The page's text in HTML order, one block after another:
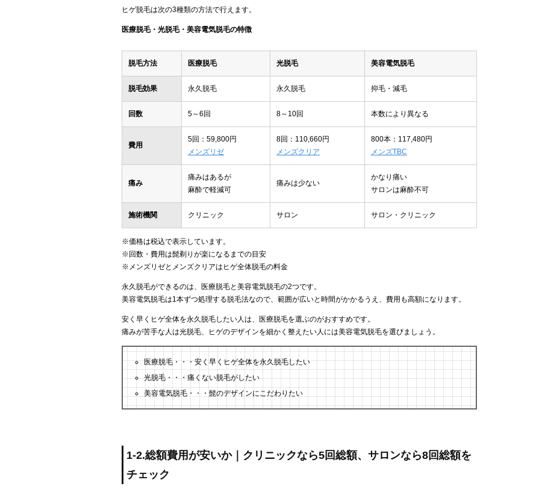
ヒゲ脱毛は次の3種類の方法で行えます。
医療脱毛・光脱毛・美容電気脱毛の特徴
脱毛方法 医療脱毛 光脱毛 美容電気脱毛
脱毛効果 永久脱毛 永久脱毛 抑毛・減毛
回数 5～6回 8～10回 本数により異なる
費用
5回：59,800円
メンズリゼ
8回：110,660円
メンズクリア
800本：117,480円
メンズTBC
痛み
痛みはあるが
麻酔で軽減可
痛みは少ない
かなり痛い
サロンは麻酔不可
施術機関 クリニック サロン サロン・クリニック
※価格は税込で表示しています。
※回数・費用は髭剃りが楽になるまでの目安
※メンズリゼとメンズクリアはヒゲ全体脱毛の料金
永久脱毛ができるのは、医療脱毛と美容電気脱毛の2つです。
美容電気脱毛は1本ずつ処理する脱毛法なので、範囲が広いと時間がかかるうえ、費用も高額になります。
安く早くヒゲ全体を永久脱毛したい人は、医療脱毛を選ぶのがおすすめです。
痛みが苦手な人は光脱毛、ヒゲのデザインを細かく整えたい人には美容電気脱毛を選びましょう。
医療脱毛・・・安く早くヒゲ全体を永久脱毛したい
光脱毛・・・痛くない脱毛がしたい
美容電気脱毛・・・髭のデザインにこだわりたい
1-2.総額費用が安いか｜クリニックなら5回総額、サロンなら8回総額を
チェック